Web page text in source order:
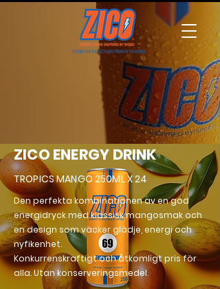
ZICO ENERGY DRINK
TROPICS MANGO 250ML X 24
Den perfekta kombinationen av en god
energidryck med klassisk mangosmak och
en design som väcker glädje, energi och
nyfikenhet.
Konkurrenskraftigt och åtkomligt pris för
alla. Utan konserveringsmedel.